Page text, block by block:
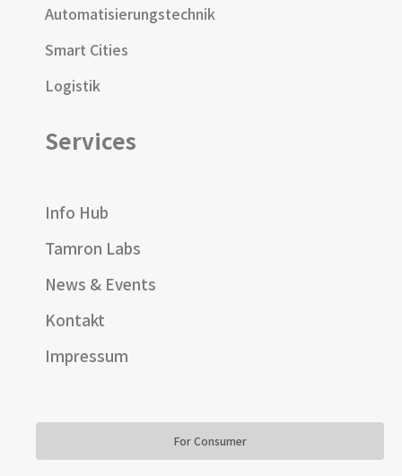
Automatisierungstechnik
Smart Cities
Logistik
Services
Info Hub
Tamron Labs
News & Events
Kontakt
Impressum
For Consumer